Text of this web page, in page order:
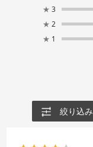
★ 3
★ 2
★ 1
絞り込み